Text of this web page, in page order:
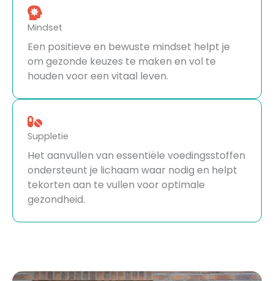
Mindset
Een positieve en bewuste mindset helpt je
om gezonde keuzes te maken en vol te
houden voor een vitaal leven.
Suppletie
Het aanvullen van essentiële voedingsstoffen
ondersteunt je lichaam waar nodig en helpt
tekorten aan te vullen voor optimale
gezondheid.